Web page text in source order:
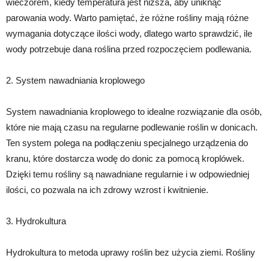
wieczorem, kiedy temperatura jest niższa, aby uniknąć
parowania wody. Warto pamiętać, że różne rośliny mają różne
wymagania dotyczące ilości wody, dlatego warto sprawdzić, ile
wody potrzebuje dana roślina przed rozpoczęciem podlewania.
2. System nawadniania kroplowego
System nawadniania kroplowego to idealne rozwiązanie dla osób,
które nie mają czasu na regularne podlewanie roślin w donicach.
Ten system polega na podłączeniu specjalnego urządzenia do
kranu, które dostarcza wodę do donic za pomocą kroplówek.
Dzięki temu rośliny są nawadniane regularnie i w odpowiedniej
ilości, co pozwala na ich zdrowy wzrost i kwitnienie.
3. Hydrokultura
Hydrokultura to metoda uprawy roślin bez użycia ziemi. Rośliny